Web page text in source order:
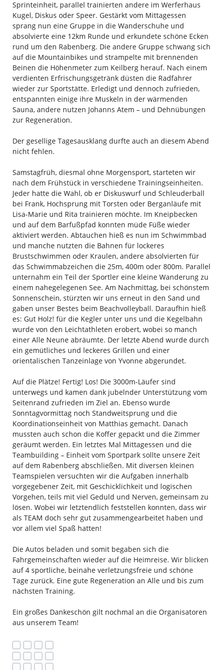
Sprinteinheit, parallel trainierten andere im Werferhaus
Kugel, Diskus oder Speer. Gestärkt vom Mittagessen
sprang nun eine Gruppe in die Wanderschuhe und
absolvierte eine 12km Runde und erkundete schöne Ecken
rund um den Rabenberg. Die andere Gruppe schwang sich
auf die Mountainbikes und strampelte mit brennenden
Beinen die Höhenmeter zum Keilberg herauf. Nach einem
verdienten Erfrischungsgetränk düsten die Radfahrer
wieder zur Sportstätte. Erledigt und dennoch zufrieden,
entspannten einige ihre Muskeln in der wärmenden
Sauna, andere nutzen Johanns Atem – und Dehnübungen
zur Regeneration.
Der gesellige Tagesausklang durfte auch an diesem Abend
nicht fehlen.
Samstagfrüh, diesmal ohne Morgensport, starteten wir
nach dem Frühstück in verschiedene Trainingseinheiten.
Jeder hatte die Wahl, ob er Diskuswurf und Schleuderball
bei Frank, Hochsprung mit Torsten oder Berganläufe mit
Lisa-Marie und Rita trainieren möchte. Im Kneipbecken
und auf dem Barfußpfad konnten müde Füße wieder
aktiviert werden. Abtauchen hieß es nun im Schwimmbad
und manche nutzten die Bahnen für lockeres
Brustschwimmen oder Kraulen, andere absolvierten für
das Schwimmabzeichen die 25m, 400m oder 800m. Parallel
unternahm ein Teil der Sportler eine kleine Wanderung zu
einem nahegelegenen See. Am Nachmittag, bei schönstem
Sonnenschein, stürzten wir uns erneut in den Sand und
gaben unser Bestes beim Beachvolleyball. Daraufhin hieß
es: Gut Holz! für die Kegler unter uns und die Kegelbahn
wurde von den Leichtathleten erobert, wobei so manch
einer Alle Neune abräumte. Der letzte Abend wurde durch
ein gemütliches und leckeres Grillen und einer
orientalischen Tanzeinlage von Yvonne abgerundet.
Auf die Plätze! Fertig! Los! Die 3000m-Läufer sind
unterwegs und kamen dank jubelnder Unterstützung vom
Seitenrand zufrieden im Ziel an. Ebenso wurde
Sonntagvormittag noch Standweitsprung und die
Koordinationseinheit von Matthias gemacht. Danach
mussten auch schon die Koffer gepackt und die Zimmer
geräumt werden. Ein letztes Mal Mittagessen und die
Teambuilding – Einheit vom Sportpark sollte unsere Zeit
auf dem Rabenberg abschließen. Mit diversen kleinen
Teamspielen versuchten wir die Aufgaben innerhalb
vorgegebener Zeit, mit Geschicklichkeit und logischen
Vorgehen, teils mit viel Geduld und Nerven, gemeinsam zu
lösen. Wobei wir letztendlich feststellen konnten, dass wir
als TEAM doch sehr gut zusammengearbeitet haben und
vor allem viel Spaß hatten!
Die Autos beladen und somit begaben sich die
Fahrgemeinschaften wieder auf die Heimreise. Wir blicken
auf 4 sportliche, beinahe verletzungsfreie und schöne
Tage zurück. Eine gute Regeneration an Alle und bis zum
nächsten Training.
Ein großes Dankeschön gilt nochmal an die Organisatoren
aus unserem Team!